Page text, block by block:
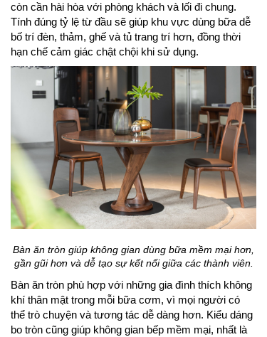
còn cần hài hòa với phòng khách và lối đi chung.
Tính đúng tỷ lệ từ đầu sẽ giúp khu vực dùng bữa dễ
bố trí đèn, thảm, ghế và tủ trang trí hơn, đồng thời
hạn chế cảm giác chật chội khi sử dụng.
Bàn ăn tròn giúp không gian dùng bữa mềm mại hơn,
gần gũi hơn và dễ tạo sự kết nối giữa các thành viên.
Bàn ăn tròn phù hợp với những gia đình thích không
khí thân mật trong mỗi bữa cơm, vì mọi người có
thể trò chuyện và tương tác dễ dàng hơn. Kiểu dáng
bo tròn cũng giúp không gian bếp mềm mại, nhất là